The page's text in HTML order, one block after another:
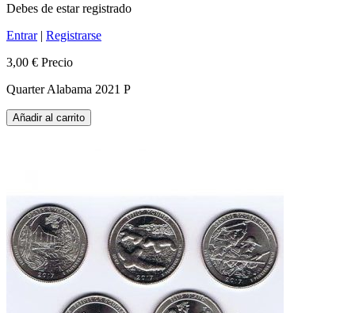
Debes de estar registrado
Entrar| Registrarse
3,00 € Precio
Quarter Alabama 2021 P
Añadir al carrito